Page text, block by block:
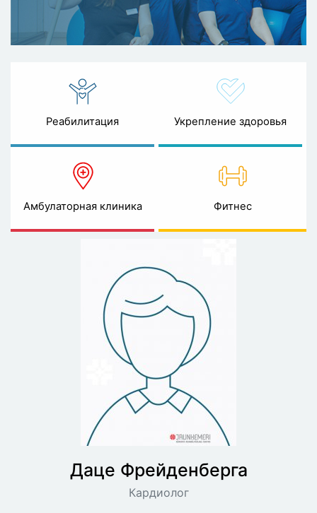
Реабилитация Укрепление здоровья
Амбулаторная клиника Фитнес
Даце Фрейденберга
Кардиолог